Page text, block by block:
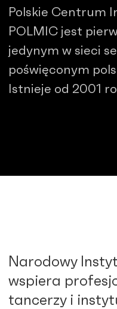
Polskie Centrum
POLMIC jest
jedynym w sieci
poświęconym
Istnieje od 2001
Narodowy
wspiera
tancerzy i